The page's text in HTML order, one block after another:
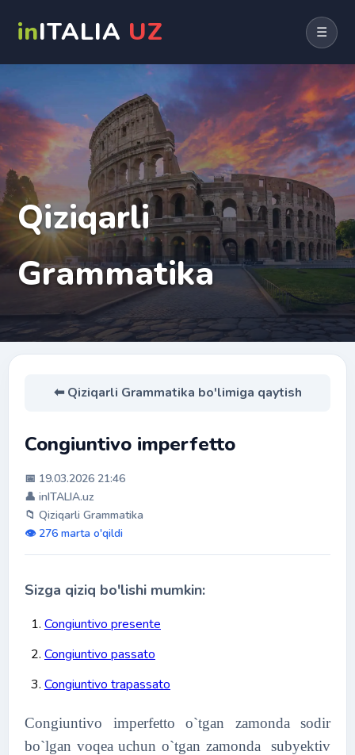
inITALIA UZ ☰
Qiziqarli
Grammatika
⬅ Qiziqarli Grammatika bo'limiga qaytish
Congiuntivo imperfetto
📅 19.03.2026 21:46
👤 inITALIA.uz
📁 Qiziqarli Grammatika
👁️ 276 marta o'qildi
Sizga qiziq bo'lishi mumkin:
Congiuntivo presente
Congiuntivo passato
Congiuntivo trapassato
Congiuntivo imperfetto o`tgan zamonda sodir
bo`lgan voqea uchun o`tgan zamonda subyektiv